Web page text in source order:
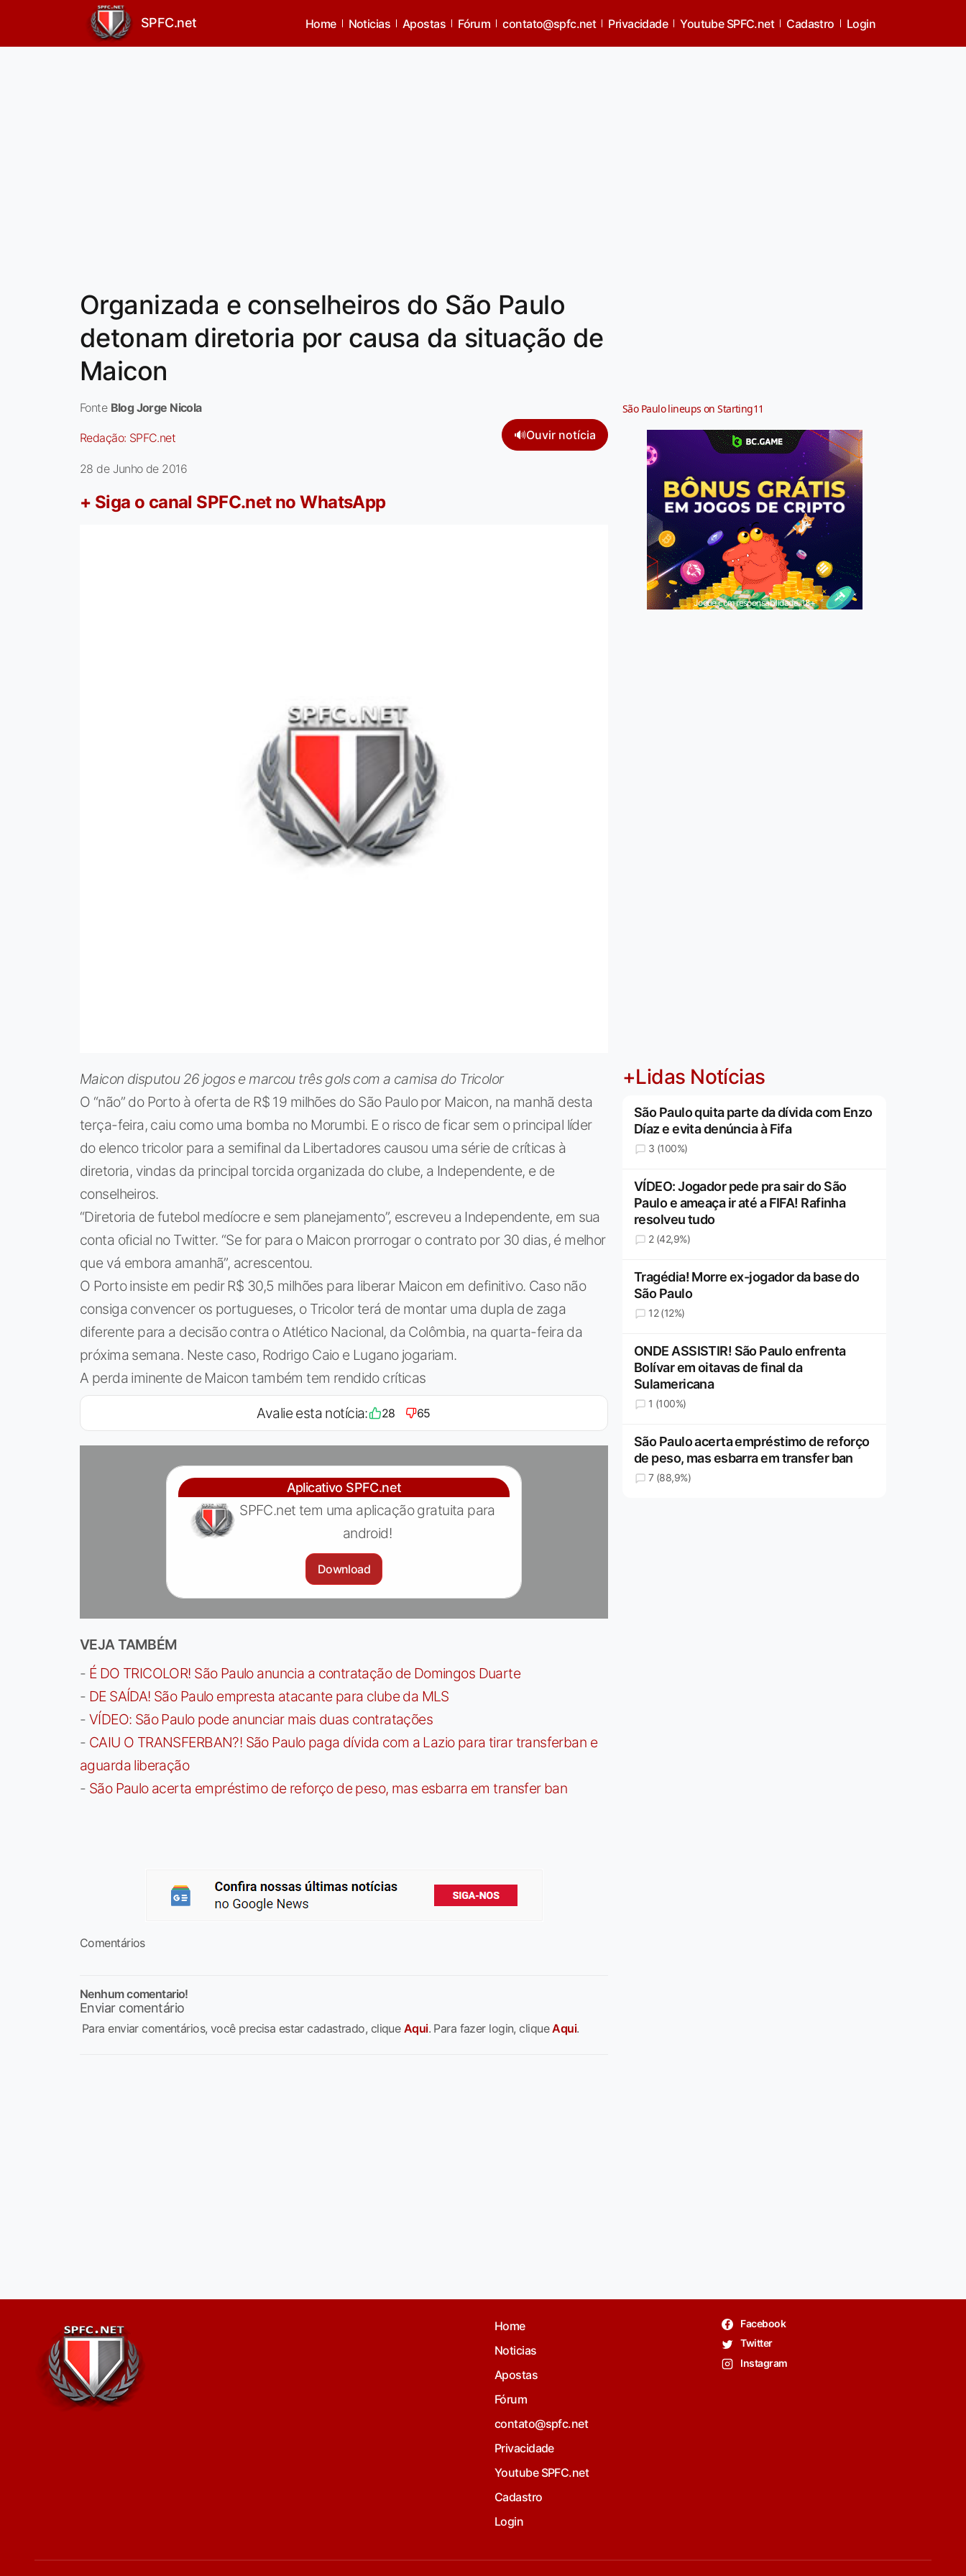
SPFC.net Home Noticias Apostas Fórum contato@spfc.net Privacidade Youtube SPFC.net Cadastro Login
Organizada e conselheiros do São Paulo
detonam diretoria por causa da situação de
Maicon
Fonte Blog Jorge Nicola
Redação: SPFC.net 🔊Ouvir notícia
28 de Junho de 2016
+ Siga o canal SPFC.net no WhatsApp
Maicon disputou 26 jogos e marcou três gols com a camisa do Tricolor
O “não” do Porto à oferta de R$ 19 milhões do São Paulo por Maicon, na manhã desta
terça-feira, caiu como uma bomba no Morumbi. E o risco de ficar sem o principal líder
do elenco tricolor para a semifinal da Libertadores causou uma série de críticas à
diretoria, vindas da principal torcida organizada do clube, a Independente, e de
conselheiros.
“Diretoria de futebol medíocre e sem planejamento”, escreveu a Independente, em sua
conta oficial no Twitter. “Se for para o Maicon prorrogar o contrato por 30 dias, é melhor
que vá embora amanhã”, acrescentou.
O Porto insiste em pedir R$ 30,5 milhões para liberar Maicon em definitivo. Caso não
consiga convencer os portugueses, o Tricolor terá de montar uma dupla de zaga
diferente para a decisão contra o Atlético Nacional, da Colômbia, na quarta-feira da
próxima semana. Neste caso, Rodrigo Caio e Lugano jogariam.
A perda iminente de Maicon também tem rendido críticas
Avalie esta notícia: 28 65
Aplicativo SPFC.net
SPFC.net tem uma aplicação gratuita para
android!
Download
VEJA TAMBÉM
- É DO TRICOLOR! São Paulo anuncia a contratação de Domingos Duarte
- DE SAÍDA! São Paulo empresta atacante para clube da MLS
- VÍDEO: São Paulo pode anunciar mais duas contratações
- CAIU O TRANSFERBAN?! São Paulo paga dívida com a Lazio para tirar transferban e
aguarda liberação
- São Paulo acerta empréstimo de reforço de peso, mas esbarra em transfer ban
Comentários
Nenhum comentario!
Enviar comentário
Para enviar comentários, você precisa estar cadastrado, clique Aqui. Para fazer login, cliqueAqui.
São Paulo lineups on Starting11
Jogue com responsabilidade. 18+
+Lidas Notícias
São Paulo quita parte da dívida com Enzo
Díaz e evita denúncia à Fifa
3 (100%)
VÍDEO: Jogador pede pra sair do São
Paulo e ameaça ir até a FIFA! Rafinha
resolveu tudo
2 (42,9%)
Tragédia! Morre ex-jogador da base do
São Paulo
12 (12%)
ONDE ASSISTIR! São Paulo enfrenta
Bolívar em oitavas de final da
Sulamericana
1 (100%)
São Paulo acerta empréstimo de reforço
de peso, mas esbarra em transfer ban
7 (88,9%)
Home
Noticias
Apostas
Fórum
contato@spfc.net
Privacidade
Youtube SPFC.net
Cadastro
Login
Facebook
Twitter
Instagram